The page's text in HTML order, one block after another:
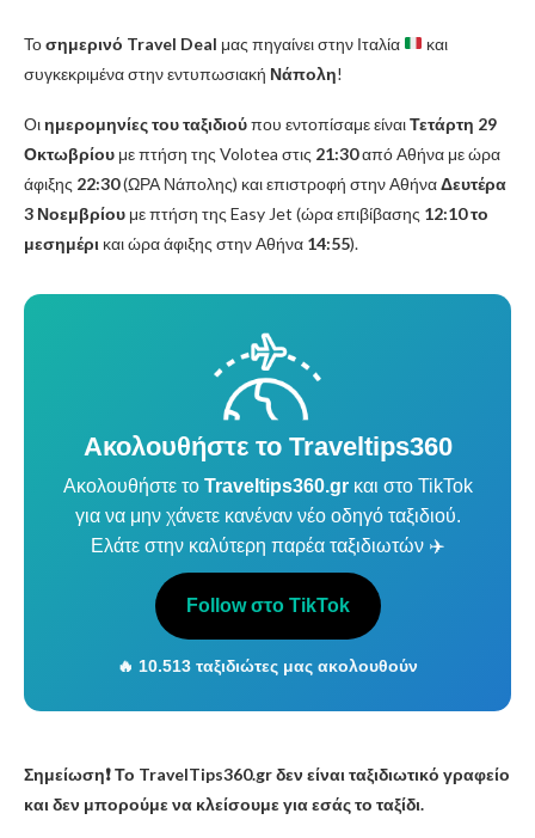
Τοσημερινό Travel Deal μας πηγαίνει στην Ιταλία
και
συγκεκριμένα στην εντυπωσιακή Νάπολη!
Οιημερομηνίες του ταξιδιούπου εντοπίσαμε είναιΤετάρτη 29
Οκτωβρίου με πτήση της Volotea στις 21:30από Αθήνα με ώρα
άφιξης 22:30(ΩΡΑ Νάπολης) και επιστροφή στην ΑθήναΔευτέρα
3 Νοεμβρίου με πτήση της Easy Jet (ώρα επιβίβασης 12:10 το
μεσημέρι και ώρα άφιξης στην Αθήνα 14:55).
Ακολουθήστε το Traveltips360
Ακολουθήστε το Traveltips360.grκαι στο TikTok
για να μην χάνετε κανέναν νέο οδηγό ταξιδιού.
Ελάτε στην καλύτερη παρέα ταξιδιωτών ✈️
Follow στο TikTok
🔥 10.513 ταξιδιώτες μας ακολουθούν
Σημείωση❗️ Το TravelTips360.gr δεν είναι ταξιδιωτικό γραφείο
και δεν μπορούμε να κλείσουμε για εσάς το ταξίδι.